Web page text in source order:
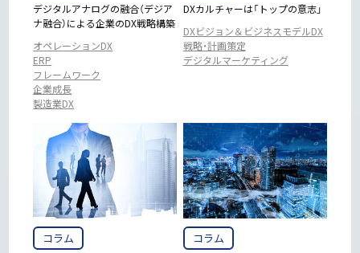
デジタルアナログの融合（デジア
ナ融合）による企業のDX戦略構築
オペレーションDX
ERP
フレームワーク
企業成長
製造業DX
DXカルチャーは「トップの意志」
DXビジョン＆ビジネスモデルDX
戦略・計画策定
デジタルマーケティング
コラム コラム